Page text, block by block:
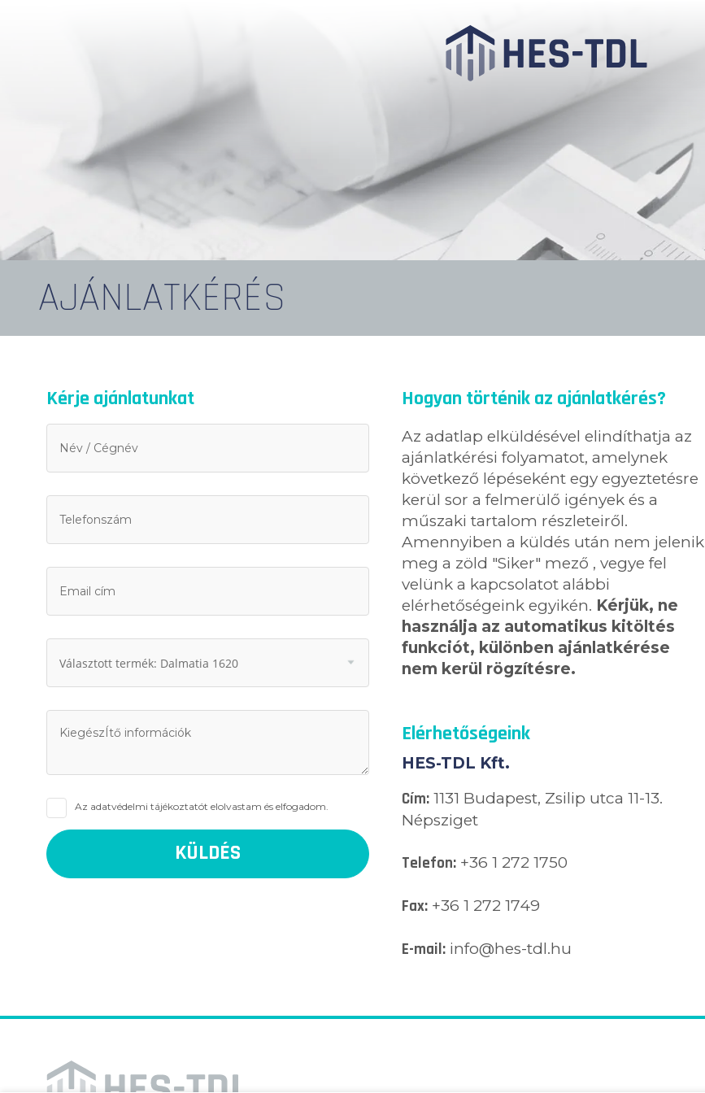
AJÁNLATKÉRÉS
Kérje ajánlatunkat
Az adatvédelmi tájékoztatót elolvastam és elfogadom.
Hogyan történik az ajánlatkérés?
Az adatlap elküldésével elindíthatja az
ajánlatkérési folyamatot, amelynek
következő lépéseként egy egyeztetésre
kerül sor a felmerülő igények és a
műszaki tartalom részleteiről.
Amennyiben a küldés után nem jelenik
meg a zöld "Siker" mező , vegye fel
velünk a kapcsolatot alábbi
elérhetőségeink egyikén. Kérjük, ne
használja az automatikus kitöltés
funkciót, különben ajánlatkérése
nem kerül rögzítésre.
Elérhetőségeink
HES-TDL Kft.
Cím:1131 Budapest, Zsilip utca 11-13.
Népsziget
Telefon:+36 1 272 1750
Fax:+36 1 272 1749
E-mail: info@hes-tdl.hu